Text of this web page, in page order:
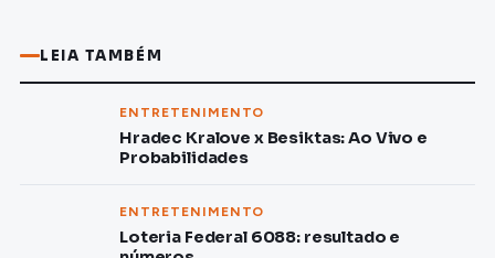
LEIA TAMBÉM
ENTRETENIMENTO
Hradec Kralove x Besiktas: Ao Vivo e
Probabilidades
ENTRETENIMENTO
Loteria Federal 6088: resultado e